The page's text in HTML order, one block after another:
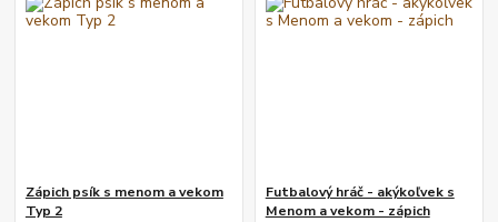
Zápich psík s menom a vekom
Typ 2
Futbalový hráč - akýkoľvek s
Menom a vekom - zápich